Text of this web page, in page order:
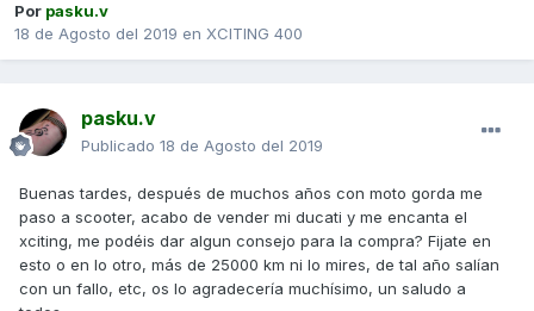
Por pasku.v
18 de Agosto del 2019 en XCITING 400
pasku.v
Publicado 18 de Agosto del 2019
Buenas tardes, después de muchos años con moto gorda me
paso a scooter, acabo de vender mi ducati y me encanta el
xciting, me podéis dar algun consejo para la compra? Fijate en
esto o en lo otro, más de 25000 km ni lo mires, de tal año salían
con un fallo, etc, os lo agradecería muchísimo, un saludo a